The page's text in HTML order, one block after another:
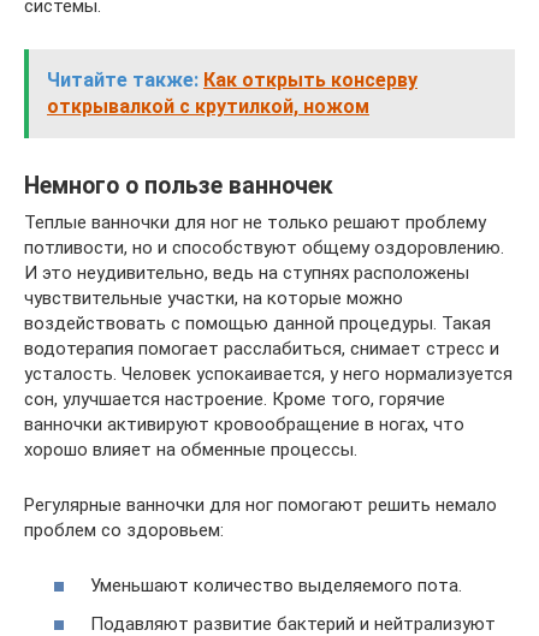
системы.
Читайте также: Как открыть консерву
открывалкой с крутилкой, ножом
Немного о пользе ванночек
Теплые ванночки для ног не только решают проблему
потливости, но и способствуют общему оздоровлению.
И это неудивительно, ведь на ступнях расположены
чувствительные участки, на которые можно
воздействовать с помощью данной процедуры. Такая
водотерапия помогает расслабиться, снимает стресс и
усталость. Человек успокаивается, у него нормализуется
сон, улучшается настроение. Кроме того, горячие
ванночки активируют кровообращение в ногах, что
хорошо влияет на обменные процессы.
Регулярные ванночки для ног помогают решить немало
проблем со здоровьем:
Уменьшают количество выделяемого пота.
Подавляют развитие бактерий и нейтрализуют